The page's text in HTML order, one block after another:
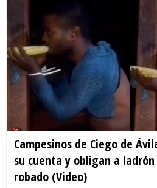
Campesinos de Ciego de
su cuenta y obligan a
robado (Video)